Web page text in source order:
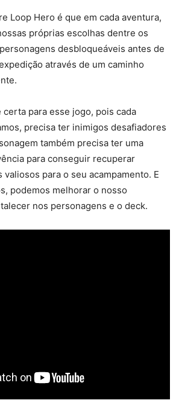
Loop Hero é que em cada aventura,
próprias escolhas dentre os
desbloqueáveis antes de
através de um caminho
certa para esse jogo, pois cada
precisa ter inimigos desafiadores
também precisa ter uma
para conseguir recuperar
para o seu acampamento. E
podemos melhorar o nosso
nos personagens e o deck.